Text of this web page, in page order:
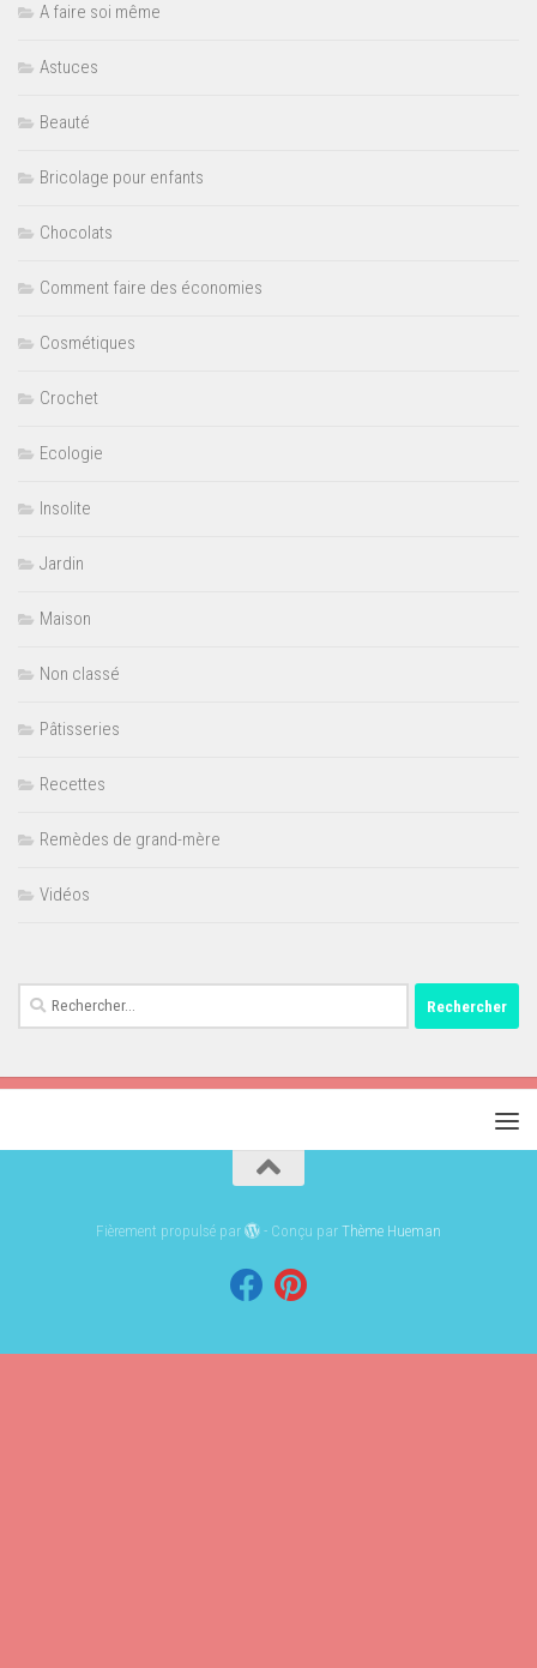
A faire soi même
Astuces
Beauté
Bricolage pour enfants
Chocolats
Comment faire des économies
Cosmétiques
Crochet
Ecologie
Insolite
Jardin
Maison
Non classé
Pâtisseries
Recettes
Remèdes de grand-mère
Vidéos
Rechercher :
Fièrement propulsé par - Conçu parThème Hueman